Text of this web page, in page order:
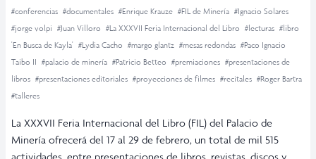
#conferencias #documentales #Enrique Krauze #FIL de Minería #Ignacio Solares
#jorge volpi #Juan Villoro #La XXXVII Feria Internacional del Libro #lecturas #libro
'En Busca de Kayla' #Lydia Cacho #margo glantz #mesas redondas #Paco Ignacio
Taibo II #palacio de minería #Patricio Betteo #premiaciones #presentaciones de
libros #presentaciones editoriales #proyecciones de filmes #recitales #Roger Bartra
#talleres
La XXXVII Feria Internacional del Libro (FIL) del Palacio de
Minería ofrecerá del 17 al 29 de febrero, un total de mil 515